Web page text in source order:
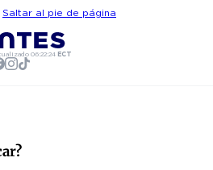
Saltar al pie de página
06:22:24 ECT